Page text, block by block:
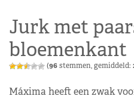
Jurk met
bloemenkant
(96stemmen, gemiddeld:
Máxima heeft een zwak